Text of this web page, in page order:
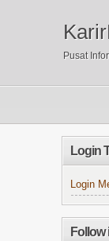
Pusat
Login
Login
Follow